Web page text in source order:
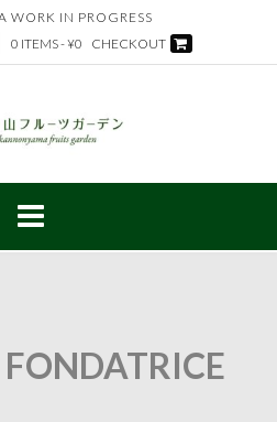
WORK IN PROGRESS
0 ITEMS - ¥0 CHECKOUT